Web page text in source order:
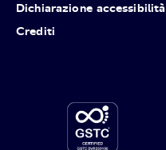
Dichiarazione accessibilità
Crediti